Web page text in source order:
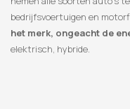
bedrijfsvoertuigen en
het merk, ongeacht de
elektrisch, hybride.